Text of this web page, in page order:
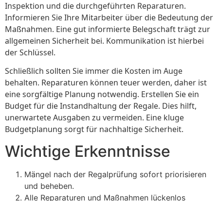
Inspektion und die durchgeführten Reparaturen.
Informieren Sie Ihre Mitarbeiter über die Bedeutung der
Maßnahmen. Eine gut informierte Belegschaft trägt zur
allgemeinen Sicherheit bei. Kommunikation ist hierbei
der Schlüssel.
Schließlich sollten Sie immer die Kosten im Auge
behalten. Reparaturen können teuer werden, daher ist
eine sorgfältige Planung notwendig. Erstellen Sie ein
Budget für die Instandhaltung der Regale. Dies hilft,
unerwartete Ausgaben zu vermeiden. Eine kluge
Budgetplanung sorgt für nachhaltige Sicherheit.
Wichtige Erkenntnisse
Mängel nach der Regalprüfung sofort priorisieren
und beheben.
Alle Reparaturen und Maßnahmen lückenlos